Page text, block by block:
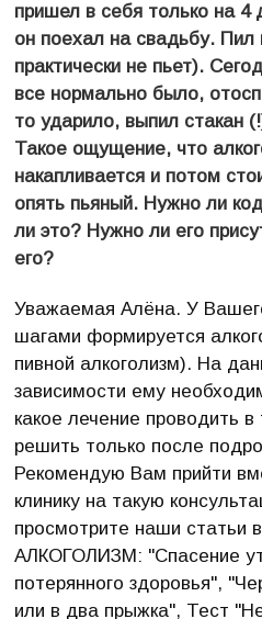
пришел в себя только на
он поехал на свадьбу.
практически не пьет).
все нормально было,
то ударило, выпил стакан
Такое ощущение, что
накапливается и потом
опять пьяный. Нужно ли
ли это? Нужно ли его
его?
Уважаемая Алёна. У
шагами формируется
пивной алкоголизм). На
зависимости ему
какое лечение проводить
решить только после
Рекомендую Вам прийти
клинику на такую
просмотрите наши статьи
АЛКОГОЛИЗМ: "Спасение
потерянного здоровья",
или в два прыжка", Тест